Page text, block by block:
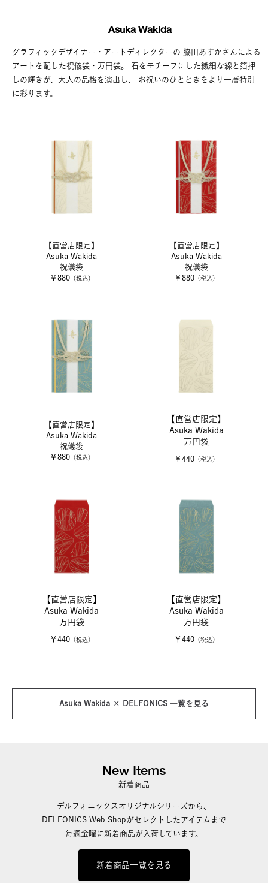
Asuka Wakida
グラフィックデザイナー・アートディレクターの 脇田あすかさんによる
アートを配した祝儀袋・万円袋。
石をモチーフにした繊細な線と箔押
しの輝きが、大人の品格を演出し、
お祝いのひとときをより一層特別
に彩ります。
【直営店限定】
Asuka Wakida
祝儀袋
￥880（税込）
【直営店限定】
Asuka Wakida
祝儀袋
￥880 （税込）
【直営店限定】
Asuka Wakida
祝儀袋
￥880（税込）
【直営店限定】
Asuka Wakida
万円袋
￥440 （税込）
【直営店限定】
Asuka Wakida
万円袋
￥440（税込）
【直営店限定】
Asuka Wakida
万円袋
￥440 （税込）
Asuka Wakida × DELFONICS 一覧を見る
New Items
新着商品
デルフォニックスオリジナルシリーズから、
DELFONICS Web Shopがセレクトしたアイテムまで
毎週金曜に新着商品が入荷しています。
新着商品一覧を見る